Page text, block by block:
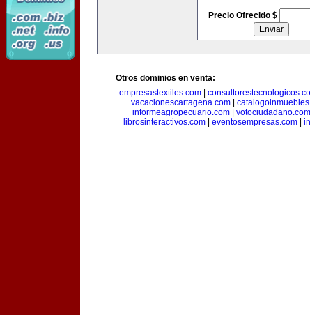
Precio Ofrecido $
Otros dominios en venta:
empresastextiles.com|
vacacionescartagena.com
informeagropecuario.com| votociudadano.com
librosinteractivos.com| eventosempresas.com|